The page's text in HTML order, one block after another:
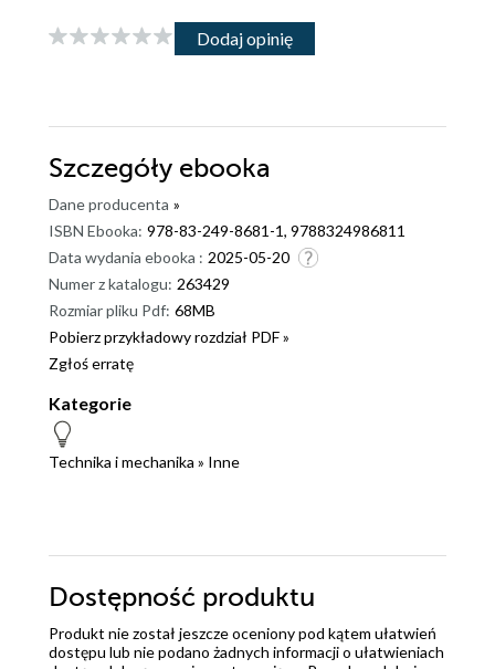
Dodaj opinię
Szczegóły ebooka
Dane producenta »
ISBN Ebooka: 978-83-249-8681-1, 9788324986811
Data wydania ebooka : 2025-05-20
Numer z katalogu: 263429
Rozmiar pliku Pdf: 68MB
Pobierz przykładowy rozdział PDF »
Zgłoś erratę
Kategorie
Technika i mechanika » Inne
Dostępność produktu
Produkt nie został jeszcze oceniony pod kątem ułatwień
dostępu lub nie podano żadnych informacji o ułatwieniach